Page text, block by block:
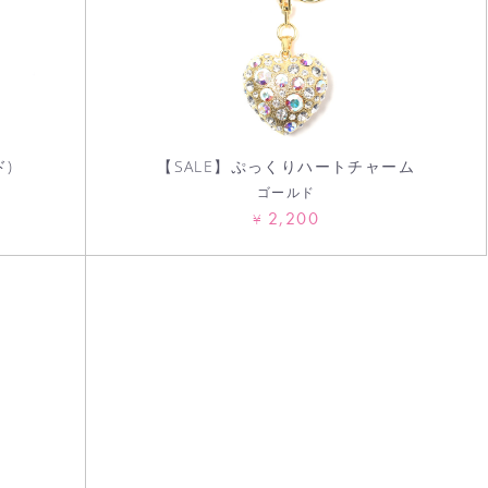
) 【SALE】ぷっくりハートチャーム
ゴールド
¥ 2,200